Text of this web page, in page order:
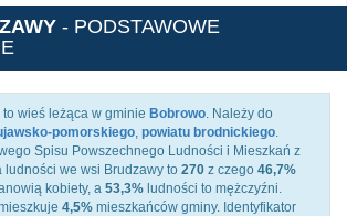
- PODSTAWOWE
to wieś leżąca w gminie Bobrowo. Należy do
pomorskiego, powiatu brodnickiego.
Spisu Powszechnego Ludności i Mieszkań z
ludności we wsi Brudzawy to 270 z czego 46,7%
kobiety, a 53,3% ludności to mężczyźni.
4,5% mieszkańców gminy. Identyfikator